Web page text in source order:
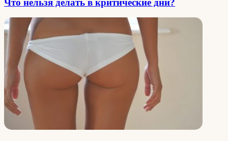
Что нельзя делать в критические дни?